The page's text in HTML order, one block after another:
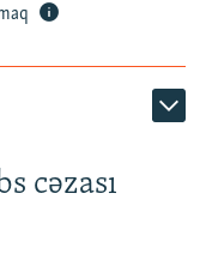
cəzası